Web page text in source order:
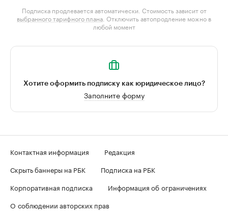
Подписка продлевается автоматически. Стоимость зависит от
выбранного тарифного плана . Отключить автопродление можно в
любой момент
Хотите оформить подписку как юридическое лицо?
Заполните форму
Контактная информация
Редакция
Скрыть баннеры на РБК
Подписка на РБК
Корпоративная подписка
Информация об ограничениях
О соблюдении авторских прав